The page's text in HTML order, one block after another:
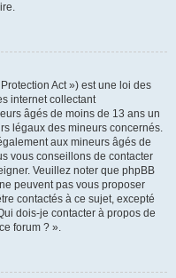
Act ») est une loi des
internet collectant
âgés de moins de 13 ans un
légaux des mineurs concernés.
aux mineurs âgés de
vous conseillons de contacter
Veuillez noter que phpBB
peuvent pas vous proposer
contactés à ce sujet, excepté
dois-je contacter à propos de
forum ? ».